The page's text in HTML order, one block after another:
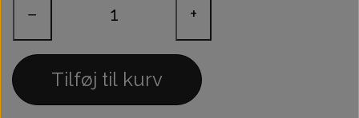
− +
Tilføj til kurv